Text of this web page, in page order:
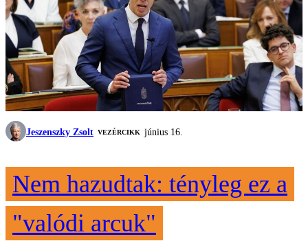
Jeszenszky Zsolt VEZÉRCIKK június 16.
Nem hazudtak: tényleg ez a
"valódi arcuk"